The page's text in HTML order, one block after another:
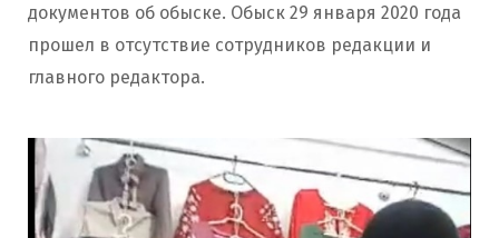
документов об обыске. Обыск 29 января 2020 года
прошел в отсутствие сотрудников редакции и
главного редактора.